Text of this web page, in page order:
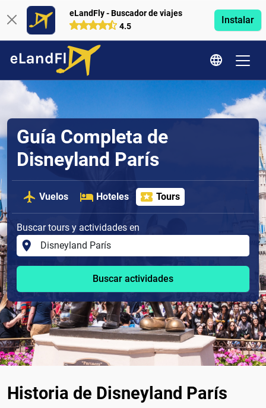
eLandFly - Buscador de viajes
4.5
Instalar
Guía Completa de
Disneyland París
Vuelos Hoteles Tours
Buscar tours y actividades en
Buscar actividades
Historia de Disneyland París